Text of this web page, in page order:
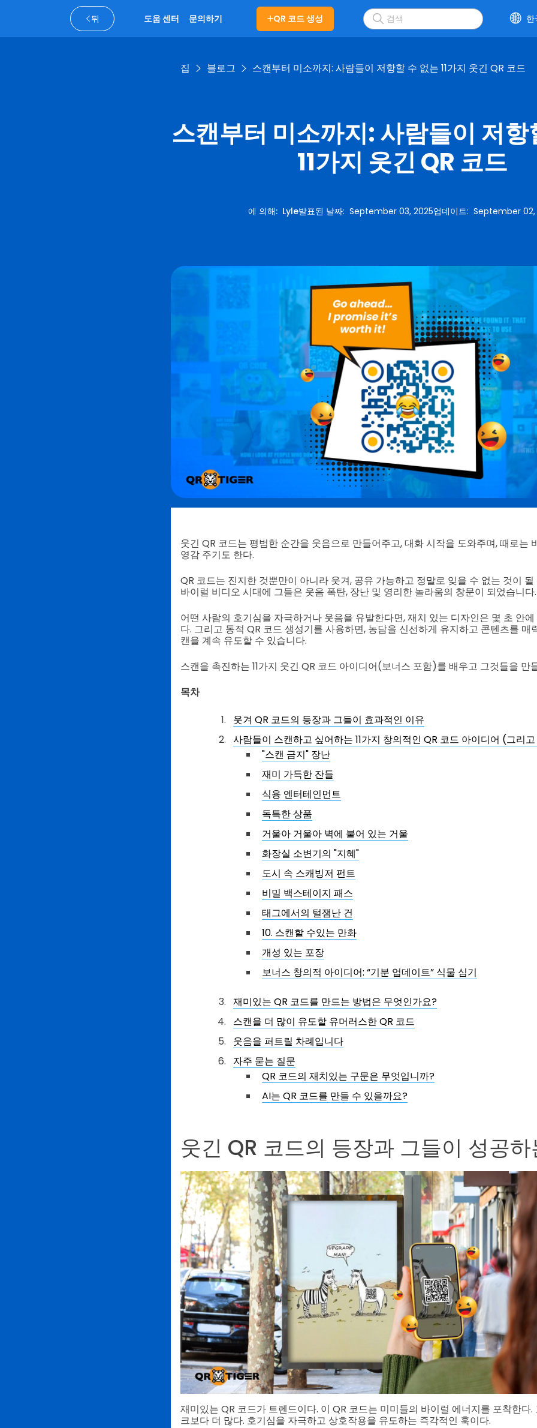
뒤 도움 센터 문의하기 QR 코드 생성 한
집 블로그 스캔부터 미소까지: 사람들이 저항할 수 없는 11가지 웃긴 QR 코드
스캔부터 미소까지: 사람들이 저항
11가지 웃긴 QR 코드
에 의해: Lyle발표된 날짜: September 03, 2025업데이트: September 02,
웃긴 QR 코드는 평범한 순간을 웃음으로 만들어주고, 대화 시작을 도와주며, 때로는
영감 주기도 한다.
QR 코드는 진지한 것뿐만이 아니라 웃겨, 공유 가능하고 정말로 잊을 수 없는 것이
바이럴 비디오 시대에 그들은 웃음 폭탄, 장난 및 영리한 놀라움의 창문이 되었습니다.
어떤 사람의 호기심을 자극하거나 웃음을 유발한다면, 재치 있는 디자인은 몇 초 안
다. 그리고 동적 QR 코드 생성기를 사용하면, 농담을 신선하게 유지하고 콘텐츠를 매
캔을 계속 유도할 수 있습니다.
스캔을 촉진하는 11가지 웃긴 QR 코드 아이디어(보너스 포함)를 배우고 그것들을 만
목차
웃겨 QR 코드의 등장과 그들이 효과적인 이유
사람들이 스캔하고 싶어하는 11가지 창의적인 QR 코드 아이디어 (그리
"스캔 금지" 장난
재미 가득한 잔들
식용 엔터테인먼트
독특한 상품
거울아 거울아 벽에 붙어 있는 거울
화장실 소변기의 "지혜"
도시 속 스캐빙저 펀트
비밀 백스테이지 패스
태그에서의 털잼난 건
10. 스캔할 수있는 만화
개성 있는 포장
보너스 창의적 아이디어: “기분 업데이트” 식물 심기
재미있는 QR 코드를 만드는 방법은 무엇인가요?
스캔을 더 많이 유도할 유머러스한 QR 코드
웃음을 퍼트릴 차례입니다
자주 묻는 질문
QR 코드의 재치있는 구문은 무엇입니까?
AI는 QR 코드를 만들 수 있을까요?
웃긴 QR 코드의 등장과 그들이 성공
재미있는 QR 코드가 트렌드이다. 이 QR 코드는 미미들의 바이럴 에너지를 포착한다
크보다 더 많다. 호기심을 자극하고 상호작용을 유도하는 즉각적인 훅이다.